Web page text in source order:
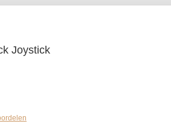
Joystick